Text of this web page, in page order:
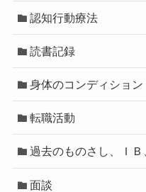
認知行動療法
読書記録
身体のコンディション
転職活動
過去のものさし、Ｉ
面談